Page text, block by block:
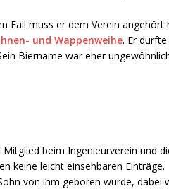
Fall muss er dem Verein angehört
und Wappenweihe. Er
Biername war eher
beim Ingenieurverein und
keine leicht einsehbaren Einträge.
von ihm geboren wurde, dabei